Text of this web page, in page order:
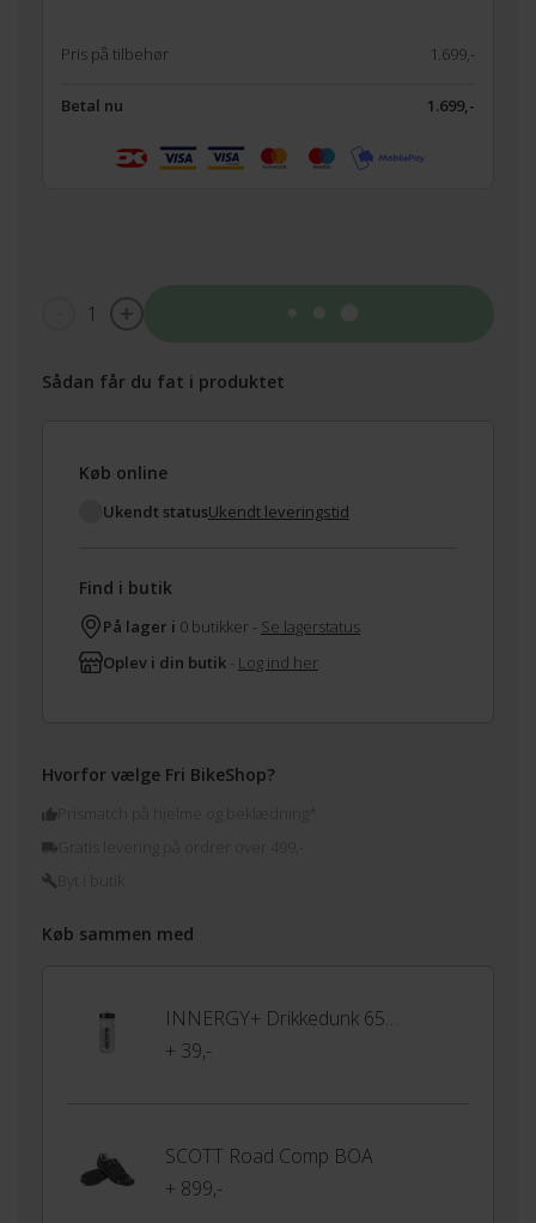
Pris på tilbehør 1.699,-
Betal nu 1.699,-
1
Sådan får du fat i produktet
Køb online
Ukendt statusUkendt leveringstid
Find i butik
På lager i 0 butikker - Se lagerstatus
Oplev i din butik - Log ind her
Hvorfor vælge Fri BikeShop?
Prismatch på hjelme og beklædning*
Køb sammen med
INNERGY+ Drikkedunk 650ml
+ 39,-
SCOTT Road Comp BOA
+ 899,-